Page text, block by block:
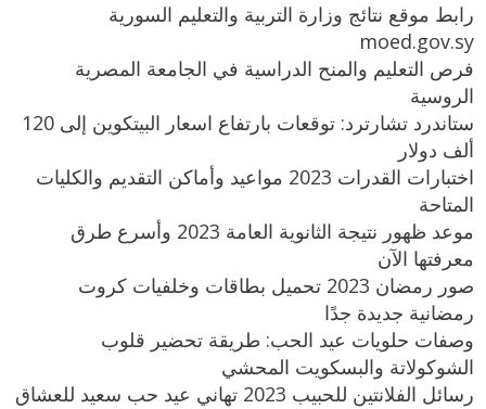
رابط موقع نتائج وزارة التربية والتعليم السورية
moed.gov.sy
فرص التعليم والمنح الدراسية في الجامعة المصرية
الروسية
ستاندرد تشارترد: توقعات بارتفاع اسعار البيتكوين إلى 120
ألف دولار
اختبارات القدرات 2023 مواعيد وأماكن التقديم والكليات
المتاحة
موعد ظهور نتيجة الثانوية العامة 2023 وأسرع طرق
معرفتها الآن
صور رمضان 2023 تحميل بطاقات وخلفيات كروت
رمضانية جديدة جدًا
وصفات حلويات عيد الحب: طريقة تحضير قلوب
الشوكولاتة والبسكويت المحشي
رسائل الفلانتين للحبيب 2023 تهاني عيد حب سعيد للعشاق